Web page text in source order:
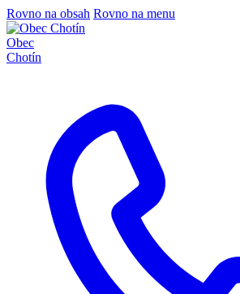
Rovno na obsah Rovno na menu
Obec
Chotín